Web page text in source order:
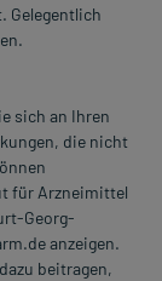
Gelegentlich
sich an Ihren
die nicht
für Arzneimittel
Georg-
anzeigen.
beitragen,